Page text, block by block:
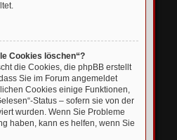
Cookies löschen“?
die Cookies, die phpBB erstellt
Sie im Forum angemeldet
Cookies einige Funktionen,
Status – sofern sie von der
wurden. Wenn Sie Probleme
haben, kann es helfen, wenn Sie